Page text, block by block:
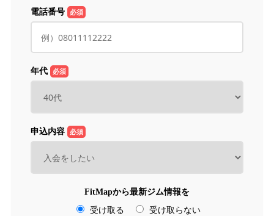
電話番号 必須
年代 必須
申込内容 必須
FitMapから最新ジム情報を
受け取る
受け取らない